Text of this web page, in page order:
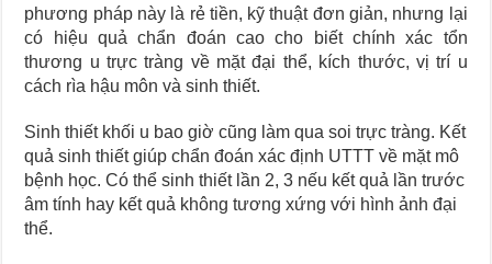
phương pháp này là rẻ tiền, kỹ thuật đơn giản, nhưng lại
có hiệu quả chẩn đoán cao cho biết chính xác tổn
thương u trực tràng về mặt đại thể, kích thước, vị trí u
cách rìa hậu môn và sinh thiết.
Sinh thiết khối u bao giờ cũng làm qua soi trực tràng. Kết
quả sinh thiết giúp chẩn đoán xác định UTTT về mặt mô
bệnh học. Có thể sinh thiết lần 2, 3 nếu kết quả lần trước
âm tính hay kết quả không tương xứng với hình ảnh đại
thể.